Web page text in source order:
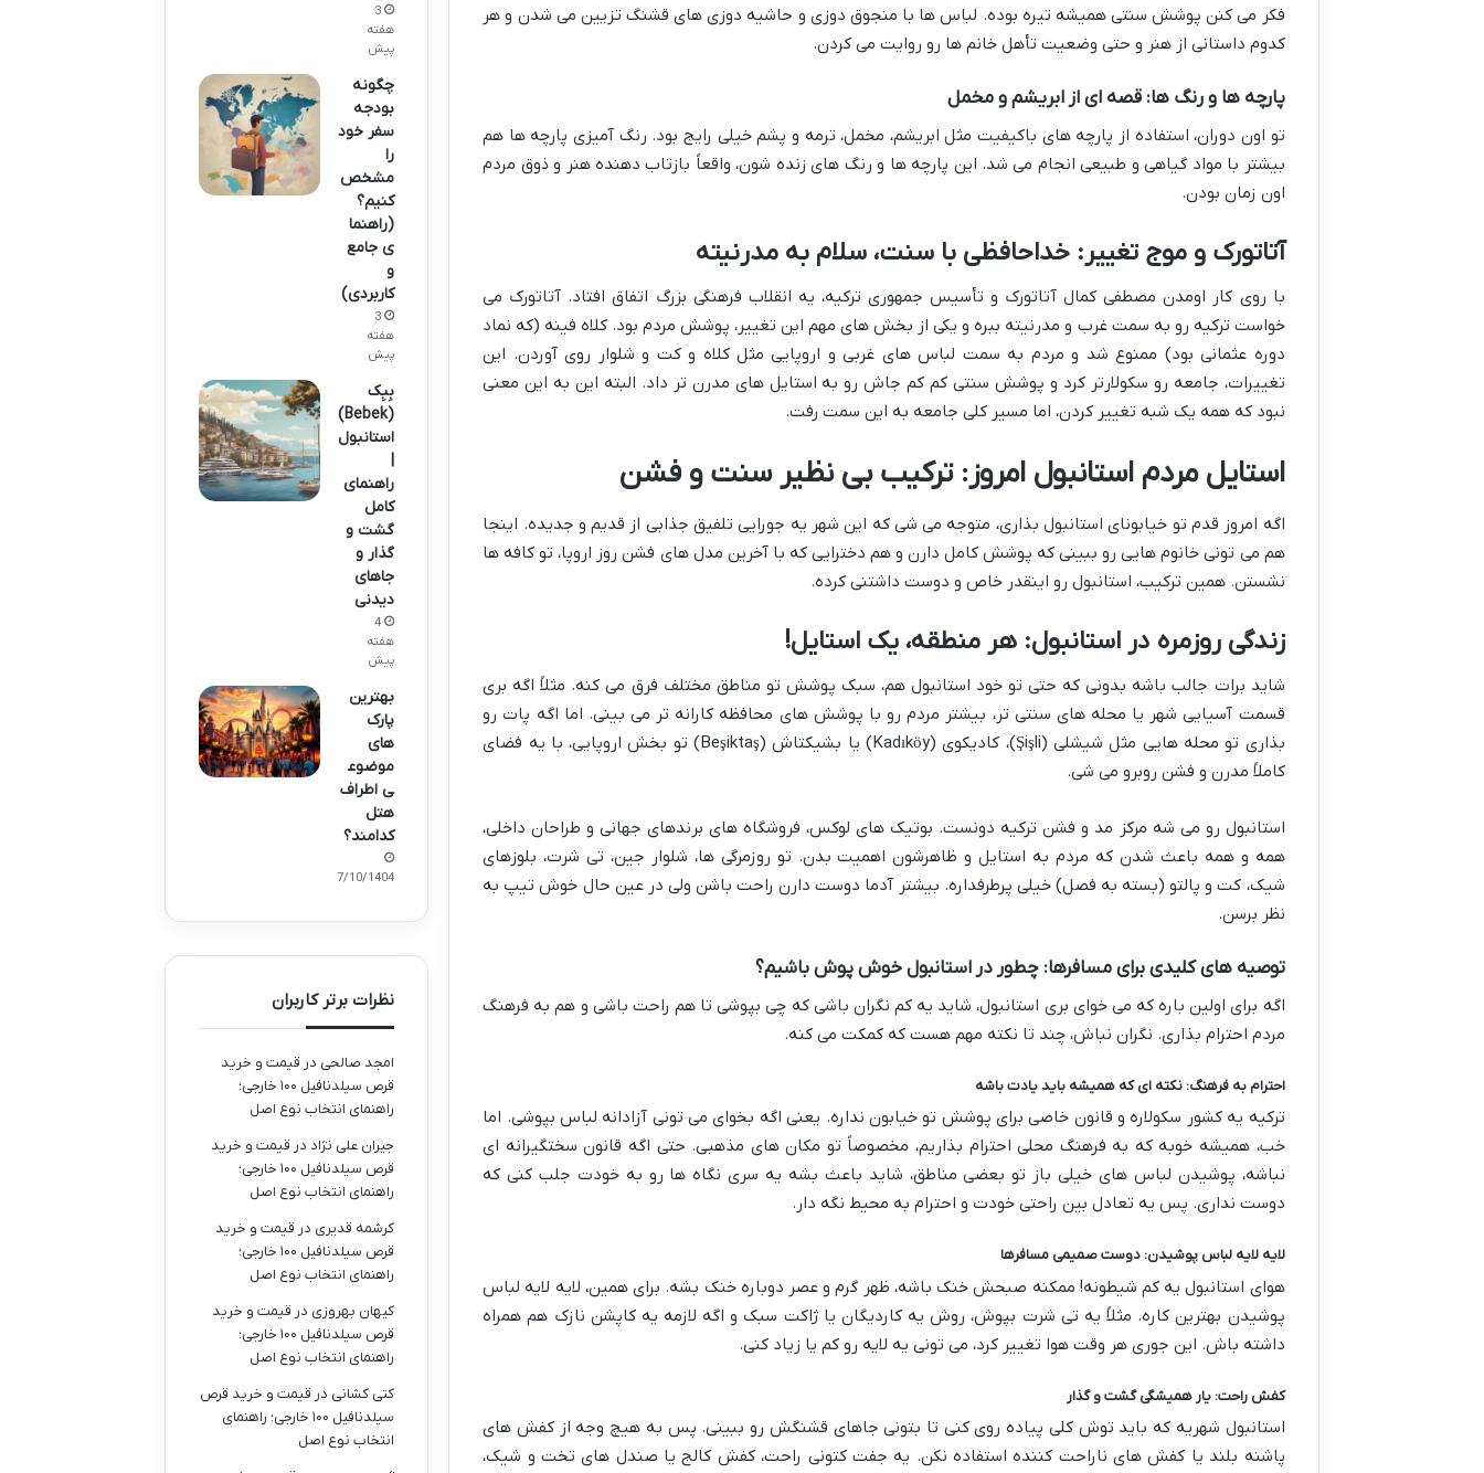
فکر می کنن پوشش سنتی همیشه تیره بوده. لباس ها با منجوق دوزی و حاشیه دوزی های قشنگ تزیین می شدن و هر
کدوم داستانی از هنر و حتی وضعیت تأهل خانم ها رو روایت می کردن.
پارچه ها و رنگ ها: قصه ای از ابریشم و مخمل
تو اون دوران، استفاده از پارچه های باکیفیت مثل ابریشم، مخمل، ترمه و پشم خیلی رایج بود. رنگ آمیزی پارچه ها هم
بیشتر با مواد گیاهی و طبیعی انجام می شد. این پارچه ها و رنگ های زنده شون، واقعاً بازتاب دهنده هنر و ذوق مردم
اون زمان بودن.
آتاتورک و موج تغییر: خداحافظی با سنت، سلام به مدرنیته
با روی کار اومدن مصطفی کمال آتاتورک و تأسیس جمهوری ترکیه، یه انقلاب فرهنگی بزرگ اتفاق افتاد. آتاتورک می
خواست ترکیه رو به سمت غرب و مدرنیته ببره و یکی از بخش های مهم این تغییر، پوشش مردم بود. کلاه فینه (که نماد
دوره عثمانی بود) ممنوع شد و مردم به سمت لباس های غربی و اروپایی مثل کلاه و کت و شلوار روی آوردن. این
تغییرات، جامعه رو سکولارتر کرد و پوشش سنتی کم کم جاش رو به استایل های مدرن تر داد. البته این به این معنی
نبود که همه یک شبه تغییر کردن، اما مسیر کلی جامعه به این سمت رفت.
استایل مردم استانبول امروز: ترکیب بی نظیر سنت و فشن
اگه امروز قدم تو خیابونای استانبول بذاری، متوجه می شی که این شهر یه جورایی تلفیق جذابی از قدیم و جدیده. اینجا
هم می تونی خانوم هایی رو ببینی که پوشش کامل دارن و هم دخترایی که با آخرین مدل های فشن روز اروپا، تو کافه ها
نشستن. همین ترکیب، استانبول رو اینقدر خاص و دوست داشتنی کرده.
زندگی روزمره در استانبول: هر منطقه، یک استایل!
شاید برات جالب باشه بدونی که حتی تو خود استانبول هم، سبک پوشش تو مناطق مختلف فرق می کنه. مثلاً اگه بری
قسمت آسیایی شهر یا محله های سنتی تر، بیشتر مردم رو با پوشش های محافظه کارانه تر می بینی. اما اگه پات رو
بذاری تو محله هایی مثل شیشلی (Şişli) ، کادیکوی (Kadıköy) یا بشیکتاش (Beşiktaş)
تو بخش اروپایی، با یه فضای
کاملاً مدرن و فشن روبرو می شی.
استانبول رو می شه مرکز مد و فشن ترکیه دونست. بوتیک های لوکس، فروشگاه های برندهای جهانی و طراحان داخلی،
همه و همه باعث شدن که مردم به استایل و ظاهرشون اهمیت بدن. تو روزمرگی ها، شلوار جین، تی شرت، بلوزهای
شیک، کت و پالتو (بسته به فصل) خیلی پرطرفداره. بیشتر آدما دوست دارن راحت باشن ولی در عین حال خوش تیپ به
نظر برسن.
توصیه های کلیدی برای مسافرها: چطور در استانبول خوش پوش باشیم؟
اگه برای اولین باره که می خوای بری استانبول، شاید یه کم نگران باشی که چی بپوشی تا هم راحت باشی و هم به فرهنگ
مردم احترام بذاری. نگران نباش، چند تا نکته مهم هست که کمکت می کنه.
احترام به فرهنگ: نکته ای که همیشه باید یادت باشه
ترکیه یه کشور سکولاره و قانون خاصی برای پوشش تو خیابون نداره. یعنی اگه بخوای می تونی آزادانه لباس بپوشی. اما
خب، همیشه خوبه که به فرهنگ محلی احترام بذاریم، مخصوصاً تو مکان های مذهبی. حتی اگه قانون سختگیرانه ای
نباشه، پوشیدن لباس های خیلی باز تو بعضی مناطق، شاید باعث بشه یه سری نگاه ها رو به خودت جلب کنی که
دوست نداری. پس یه تعادل بین راحتی خودت و احترام به محیط نگه دار.
لایه لایه لباس پوشیدن: دوست صمیمی مسافرها
هوای استانبول یه کم شیطونه! ممکنه صبحش خنک باشه، ظهر گرم و عصر دوباره خنک بشه. برای همین، لایه لایه لباس
پوشیدن بهترین کاره. مثلاً یه تی شرت بپوش، روش یه کاردیگان یا ژاکت سبک و اگه لازمه یه کاپشن نازک هم همراه
داشته باش. این جوری هر وقت هوا تغییر کرد، می تونی یه لایه رو کم یا زیاد کنی.
کفش راحت: یار همیشگی گشت و گذار
استانبول شهریه که باید توش کلی پیاده روی کنی تا بتونی جاهای قشنگش رو ببینی. پس به هیچ وجه از کفش های
پاشنه بلند یا کفش های ناراحت کننده استفاده نکن. یه جفت کتونی راحت، کفش کالج یا صندل های تخت و شیک،
3
هفته
پیش
چگونه
بودجه
سفر خود
را
مشخص
کنیم؟
(راهنما
ی جامع
و
کاربردی)
3
هفته
پیش
بِبِک
(Bebek)
استانبول
|
راهنمای
کامل
گشت و
گذار و
جاهای
دیدنی
4
هفته
پیش
بهترین
پارک
های
موضوع
ی اطراف
هتل
کدامند؟
07/10/1404
نظرات برتر کاربران
امجد صالحی در قیمت و خرید
قرص سیلدنافیل ۱۰۰ خارجی؛
راهنمای انتخاب نوع اصل
جیران علی نژاد در قیمت و خرید
قرص سیلدنافیل ۱۰۰ خارجی؛
راهنمای انتخاب نوع اصل
کرشمه قدیری در قیمت و خرید
قرص سیلدنافیل ۱۰۰ خارجی؛
راهنمای انتخاب نوع اصل
کیهان بهروزی در قیمت و خرید
قرص سیلدنافیل ۱۰۰ خارجی؛
راهنمای انتخاب نوع اصل
کتی کشانی در قیمت و خرید قرص
سیلدنافیل ۱۰۰ خارجی؛ راهنمای
انتخاب نوع اصل